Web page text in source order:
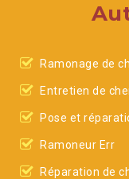
Ramonage de
Entretien de
Pose et
Ramoneur Err
Réparation de